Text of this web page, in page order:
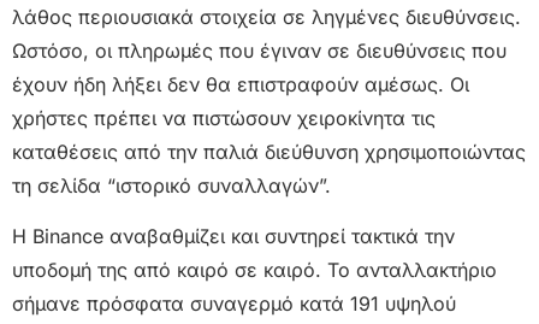
λάθος περιουσιακά στοιχεία σε ληγμένες διευθύνσεις.
Ωστόσο, οι πληρωμές που έγιναν σε διευθύνσεις που
έχουν ήδη λήξει δεν θα επιστραφούν αμέσως. Οι
χρήστες πρέπει να πιστώσουν χειροκίνητα τις
καταθέσεις από την παλιά διεύθυνση χρησιμοποιώντας
τη σελίδα “ιστορικό συναλλαγών”.
Η Binance αναβαθμίζει και συντηρεί τακτικά την
υποδομή της από καιρό σε καιρό. Το ανταλλακτήριο
σήμανε πρόσφατα συναγερμό κατά 191 υψηλού